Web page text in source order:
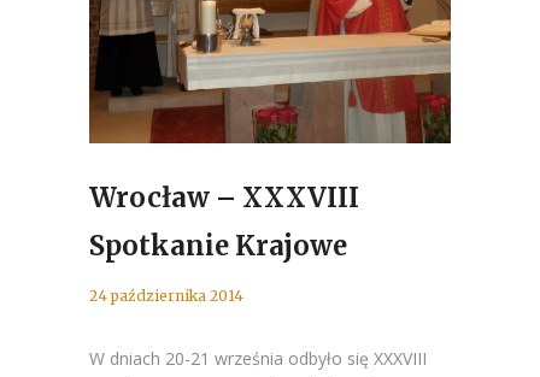
Wrocław – XXXVIII
Spotkanie Krajowe
24 października 2014
W dniach 20-21 września odbyło się XXXVIII